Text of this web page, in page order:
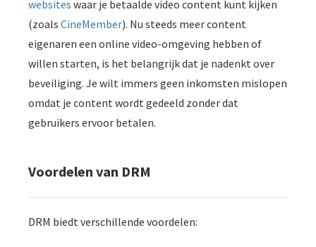
websites waar je betaalde video content kunt kijken
(zoals CineMember). Nu steeds meer content
eigenaren een online video-omgeving hebben of
willen starten, is het belangrijk dat je nadenkt over
beveiliging. Je wilt immers geen inkomsten mislopen
omdat je content wordt gedeeld zonder dat
gebruikers ervoor betalen.
Voordelen van DRM
DRM biedt verschillende voordelen:
Hierdoor
website-